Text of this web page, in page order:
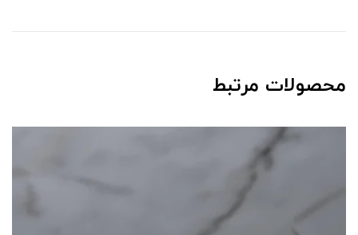
محصولات مرتبط